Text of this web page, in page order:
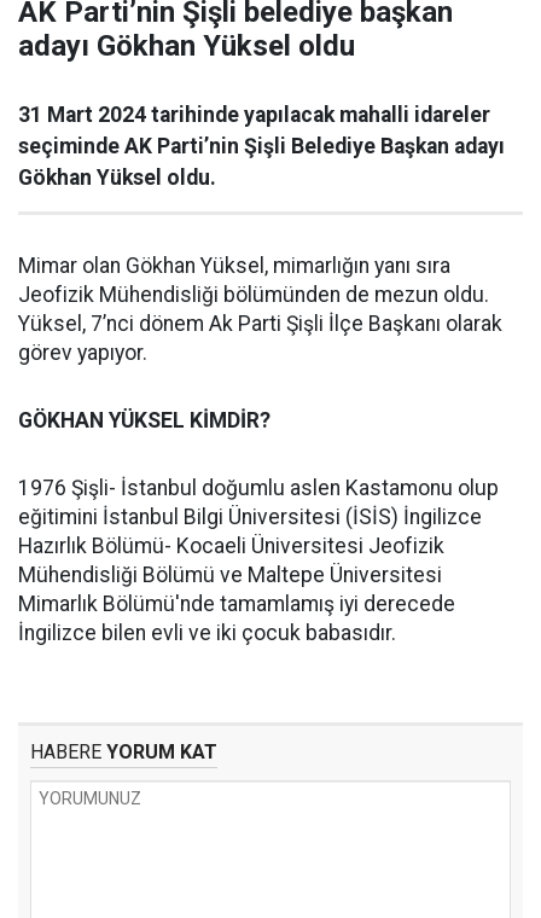
AK Parti’nin Şişli belediye başkan
adayı Gökhan Yüksel oldu
31 Mart 2024 tarihinde yapılacak mahalli idareler
seçiminde AK Parti’nin Şişli Belediye Başkan adayı
Gökhan Yüksel oldu.
Mimar olan Gökhan Yüksel, mimarlığın yanı sıra
Jeofizik Mühendisliği bölümünden de mezun oldu.
Yüksel, 7’nci dönem Ak Parti Şişli İlçe Başkanı olarak
görev yapıyor.
GÖKHAN YÜKSEL KİMDİR?
1976 Şişli- İstanbul doğumlu aslen Kastamonu olup
eğitimini İstanbul Bilgi Üniversitesi (İSİS) İngilizce
Hazırlık Bölümü- Kocaeli Üniversitesi Jeofizik
Mühendisliği Bölümü ve Maltepe Üniversitesi
Mimarlık Bölümü'nde tamamlamış iyi derecede
İngilizce bilen evli ve iki çocuk babasıdır.
HABERE YORUM KAT